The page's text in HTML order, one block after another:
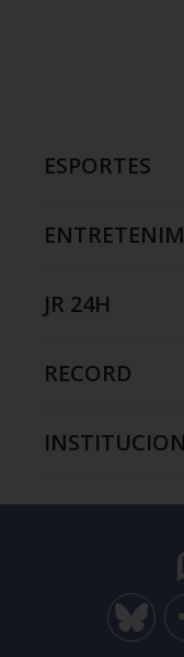
ESPORTES
JR 24H
RECORD